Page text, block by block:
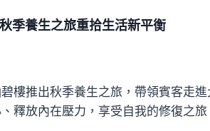
季養生之旅重拾生活新平衡
樓推出秋季養生之旅，帶領賓客走
釋放內在壓力，享受自我的修復之